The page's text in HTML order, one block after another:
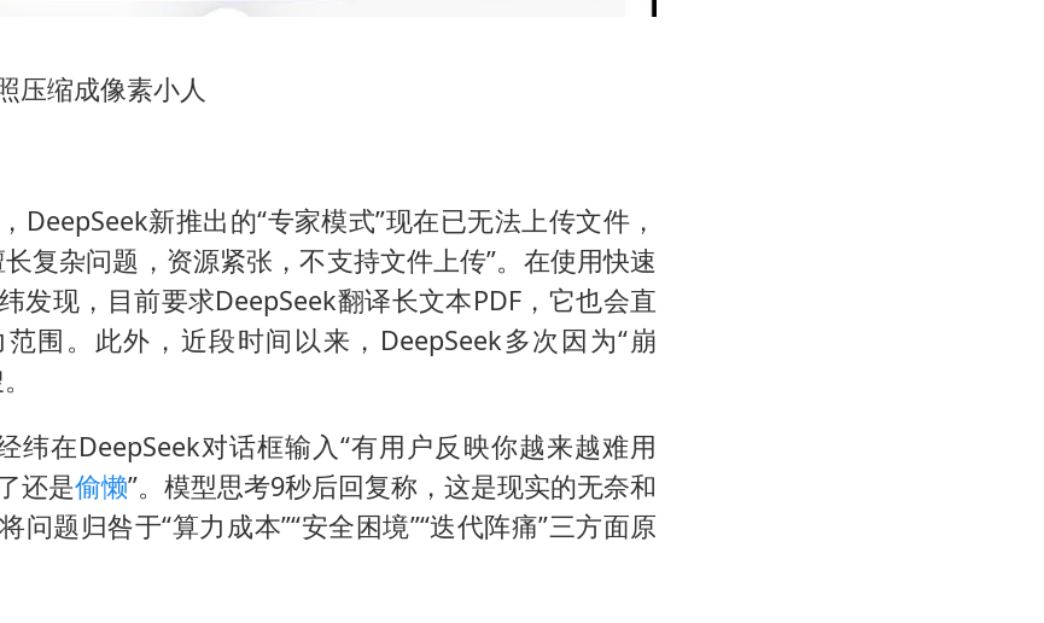
压缩成像素小人
DeepSeek新推出的“专家模式”现在已无法上传文件，
复杂问题，资源紧张，不支持文件上传”。在使用快速
发现，目前要求DeepSeek翻译长文本PDF，它也会直
围。此外，近段时间以来，DeepSeek多次因为“崩
纬在DeepSeek对话框输入“有用户反映你越来越难用
还是偷懒”。模型思考9秒后回复称，这是现实的无奈和
问题归咎于“算力成本”“安全困境”“迭代阵痛”三方面原